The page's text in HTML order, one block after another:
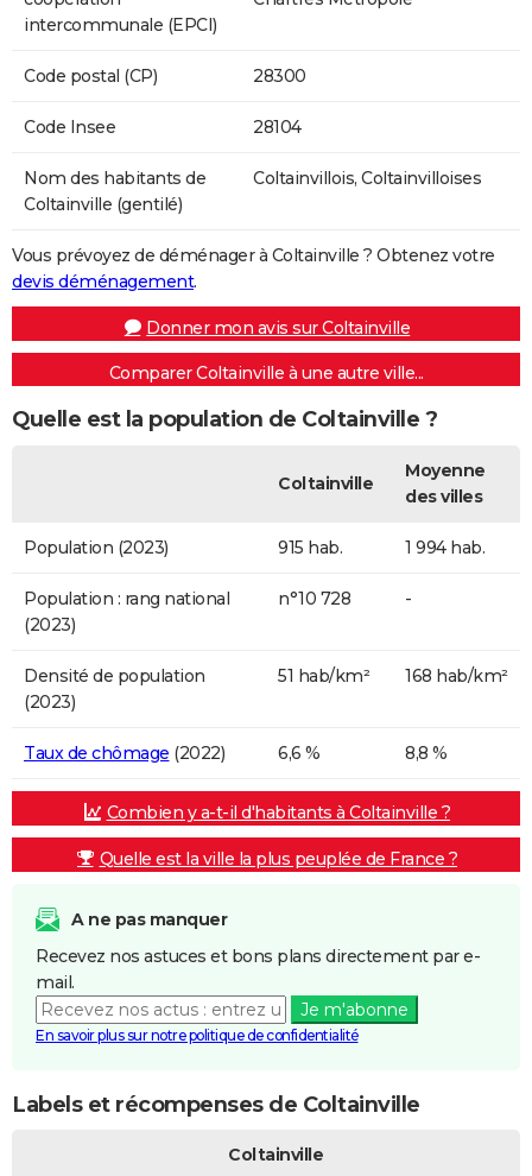
intercommunale (EPCI)
Code postal (CP) 28300
Code Insee 28104
Nom des habitants de
Coltainville (gentilé)
Coltainvillois, Coltainvilloises
Vous prévoyez de déménager à Coltainville ? Obtenez votre
devis déménagement.
Donner mon avis sur Coltainville
Comparer Coltainville à une autre ville...
Quelle est la population de Coltainville ?
Coltainville
Moyenne
des villes
Population (2023) 915 hab. 1 994 hab.
Population : rang national
(2023)
n°10 728 -
Densité de population
(2023)
51 hab/km² 168 hab/km²
Taux de chômage (2022) 6,6 % 8,8 %
Combien y a-t-il d'habitants à Coltainville ?
Quelle est la ville la plus peuplée de France ?
A ne pas manquer
Recevez nos astuces et bons plans directement par e-
mail.
Je m'abonne
En savoir plus sur notre politique de confidentialité
Labels et récompenses de Coltainville
Coltainville